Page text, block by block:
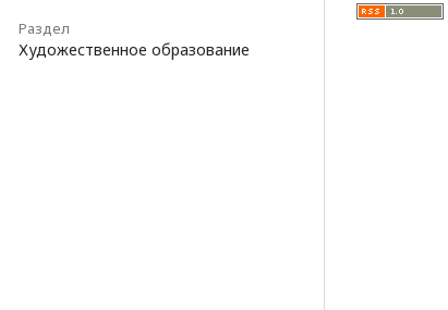
Раздел
Художественное образование